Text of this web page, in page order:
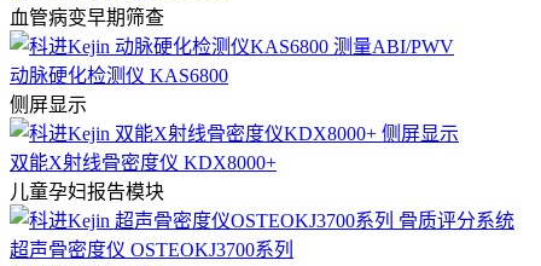
血管病变早期筛查
动脉硬化检测仪 KAS6800
侧屏显示
双能X射线骨密度仪 KDX8000+
儿童孕妇报告模块
超声骨密度仪 OSTEOKJ3700系列